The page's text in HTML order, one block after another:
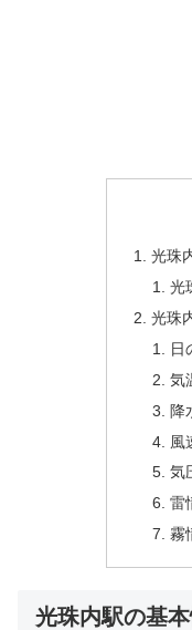
光珠
光
光珠
日
気
降
風
気
雷
霧
光珠内駅の基